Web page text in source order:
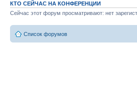
КТО СЕЙЧАС НА КОНФЕРЕНЦИИ
Сейчас этот форум просматривают: нет
Список форумов